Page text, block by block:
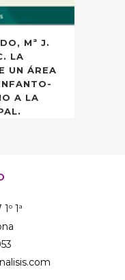
Mª J.
LA
UN ÁREA
A LA
1ª